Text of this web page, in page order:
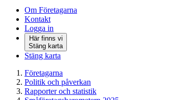
Om Företagarna
Kontakt
Logga in
Här finns vi
Stäng karta
Stäng karta
Företagarna
Politik och påverkan
Rapporter och statistik